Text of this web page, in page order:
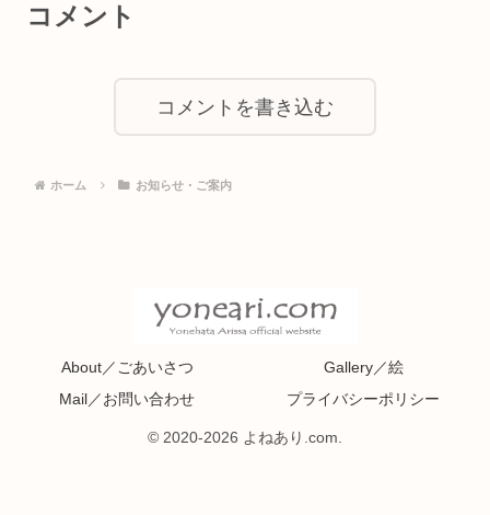
コメント
コメントを書き込む
ホーム お知らせ・ご案内
About／ごあいさつ
Gallery／絵
Mail／お問い合わせ
プライバシーポリシー
© 2020-2026 よねあり.com.